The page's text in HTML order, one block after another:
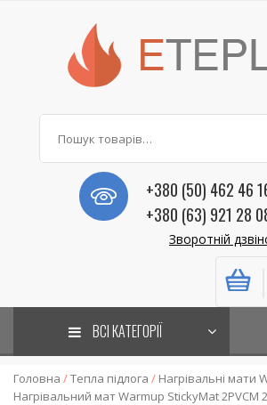
+380 (50) 462 46
+380 (63) 921 28
Зворотній
ВСІ КАТЕГОРІЇ
Головна /Тепла підлога / Нагрівальні мати
Нагрівальний мат Warmup StickyMat 2PVCM